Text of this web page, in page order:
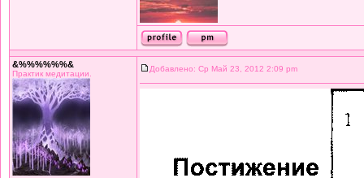
&%%%%%%&
Практик медитации.
Добавлено: Ср Май 23, 2012 2:09 pm